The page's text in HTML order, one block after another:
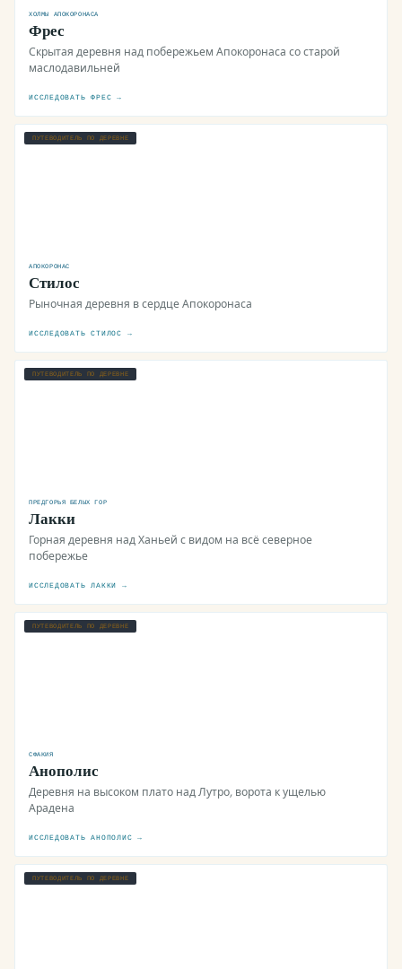
ХОЛМЫ АПОКОРОНАСА
Фрес
Скрытая деревня над побережьем Апокоронаса со старой
маслодавильней
ИССЛЕДОВАТЬ ФРЕС →
ПУТЕВОДИТЕЛЬ ПО ДЕРЕВНЕ
АПОКОРОНАС
Стилос
Рыночная деревня в сердце Апокоронаса
ИССЛЕДОВАТЬ СТИЛОС →
ПУТЕВОДИТЕЛЬ ПО ДЕРЕВНЕ
ПРЕДГОРЬЯ БЕЛЫХ ГОР
Лакки
Горная деревня над Ханьей с видом на всё северное
побережье
ИССЛЕДОВАТЬ ЛАККИ →
ПУТЕВОДИТЕЛЬ ПО ДЕРЕВНЕ
СФАКИЯ
Анополис
Деревня на высоком плато над Лутро, ворота к ущелью
Арадена
ИССЛЕДОВАТЬ АНОПОЛИС →
ПУТЕВОДИТЕЛЬ ПО ДЕРЕВНЕ